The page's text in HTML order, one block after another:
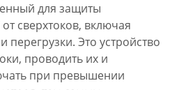
для защиты
сверхтоков, включая
перегрузки. Это устройство
проводить их и
при превышении